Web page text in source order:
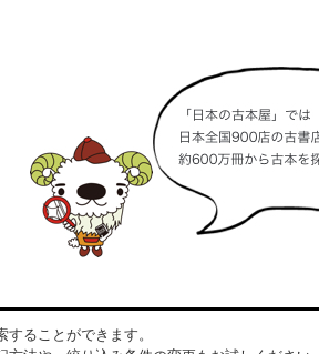
ることができます。